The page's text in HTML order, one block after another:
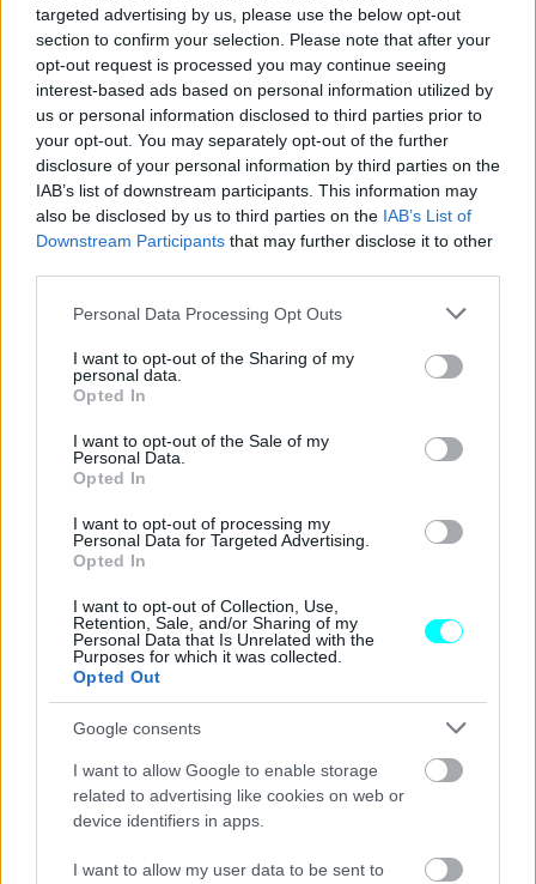
targeted advertising by us, please use the below opt-out
section to confirm your selection. Please note that after your
opt-out request is processed you may continue seeing
interest-based ads based on personal information utilized by
us or personal information disclosed to third parties prior to
your opt-out. You may separately opt-out of the further
disclosure of your personal information by third parties on the
IAB’s list of downstream participants. This information may
also be disclosed by us to third parties on the IAB’s List of
Downstream Participants that may further disclose it to other
Please note that this website/app uses one or more Google
not limited to your visit or usage behaviour. You may click to
grant or deny consent to Google and its third-party tags to
use your data for below specified purposes in below Google
consent section.
Personal Data Processing Opt Outs
I want to opt-out of the Sharing of my
personal data.
Opted In
I want to opt-out of the Sale of my
Personal Data.
Opted In
I want to opt-out of processing my
Personal Data for Targeted Advertising.
Opted In
I want to opt-out of Collection, Use,
Retention, Sale, and/or Sharing of my
Personal Data that Is Unrelated with the
Purposes for which it was collected.
Opted Out
Google consents
I want to allow Google to enable storage
related to advertising like cookies on web or
device identifiers in apps.
I want to allow my user data to be sent to
Με τοLiDARπου ελέγχεται από ισχυρούς υπολογιστές
και ένα πρωτοποριακό λογισμικό, η Volvo Cars ευελπιστεί
Χρησιμοποιεί ένα σετ οκτώ καμερών, πέντε ραντάρ,
16 αισθητήρων που χρησιμοποιούν υπέρηχους και
φυσικά τον κορυφαίο αισθητήρα LiDAR
κληρονομιά στην ασφάλεια συνεχίζεται με τον καλύτερο
τρόπο. Ο στάνταρ εξοπλισμός ασφάλειας του νέου
EX90 θα είναι πρωτόγνωροςκαι φέρνει καινοτομίες
που θα οδηγήσουν την Volvo πολλά βήματα μπροστά στον
τομέα της ασφάλειας.